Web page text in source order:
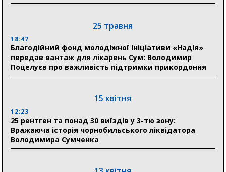
Сумщини пояснив, як отримати допомогу на зиму
17:52
«Укрексімбанк» припиняє виплату пенсій: у
Пенсійному фонді Сумщини пояснили, що робити
людям
відзнаки «Почесного громадянина міста Суми»
30 липня
Сумська клінічна лікарня Святого Пантелеймона
25 травня
18:47
Благодійний фонд молодіжної ініціативи «Надія»
передав вантаж для лікарень Сум: Володимир
Поцелуєв про важливість підтримки прикордоння
15 квітня
12:23
25 рентген та понад 30 виїздів у 3-тю зону:
Вражаюча історія чорнобильського ліквідатора
Володимира Сумченка